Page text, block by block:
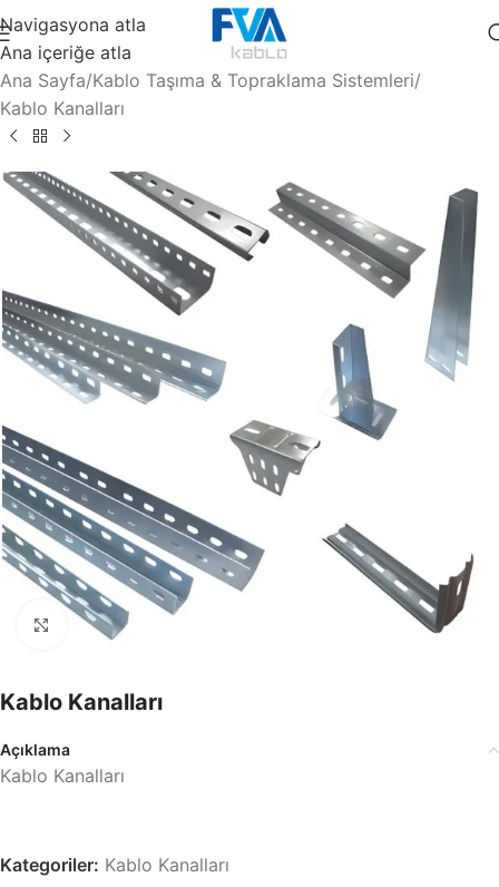
Navigasyona atla
Ana içeriğe atla
Ana Sayfa/Kablo Taşıma & Topraklama Sistemleri/
Kablo Kanalları
Büyütmek için tıklayın
Kablo Kanalları
Açıklama
Kablo Kanalları
Kategoriler: Kablo Kanalları